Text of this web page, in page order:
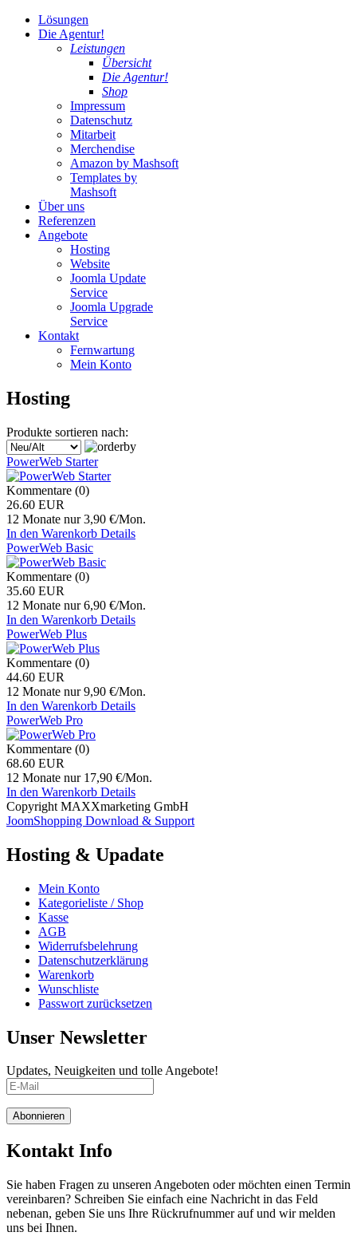
Lösungen
Die Agentur!
Leistungen
Übersicht
Die Agentur!
Shop
Impressum
Datenschutz
Mitarbeit
Merchendise
Amazon by Mashsoft
Templates by
Mashsoft
Über uns
Referenzen
Angebote
Hosting
Website
Joomla Update
Service
Joomla Upgrade
Service
Kontakt
Fernwartung
Mein Konto
Hosting
Produkte sortieren nach:
PowerWeb Starter
Kommentare (0)
26.60 EUR
12 Monate nur 3,90 €/Mon.
In den Warenkorb Details
PowerWeb Basic
Kommentare (0)
35.60 EUR
12 Monate nur 6,90 €/Mon.
In den Warenkorb Details
PowerWeb Plus
Kommentare (0)
44.60 EUR
12 Monate nur 9,90 €/Mon.
In den Warenkorb Details
PowerWeb Pro
Kommentare (0)
68.60 EUR
12 Monate nur 17,90 €/Mon.
In den Warenkorb Details
Copyright MAXXmarketing GmbH
JoomShopping Download & Support
Hosting & Upadate
Mein Konto
Kategorieliste / Shop
Kasse
AGB
Widerrufsbelehrung
Datenschutzerklärung
Warenkorb
Wunschliste
Passwort zurücksetzen
Unser Newsletter
Updates, Neuigkeiten und tolle Angebote!
Abonnieren
Kontakt Info
Sie haben Fragen zu unseren Angeboten oder möchten einen Termin
vereinbaren? Schreiben Sie einfach eine Nachricht in das Feld
nebenan, geben Sie uns Ihre Rückrufnummer auf und wir melden
uns bei Ihnen.